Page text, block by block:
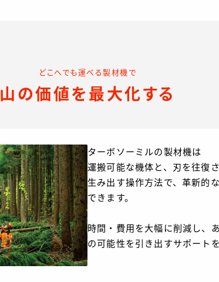
どこへでも運べる製材機で
山の価値を最大化する
ターボソーミルの製材機は
運搬可能な機体と、刃を往復
生み出す操作方法で、革新的
できます。
時間・費用を大幅に削減し、
の可能性を引き出すサポート